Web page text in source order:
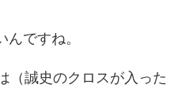
んですね。
（誠史のクロスが入った